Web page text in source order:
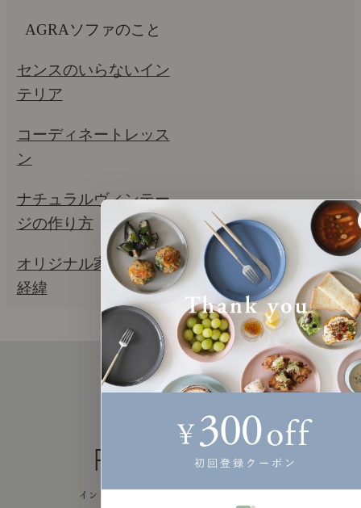
AGRAソファのこと
センスのいらないイン
テリア
コーディネートレッス
ン
ナチュラルヴィンテー
ジの作り方
オリジナル家具の企画
経緯